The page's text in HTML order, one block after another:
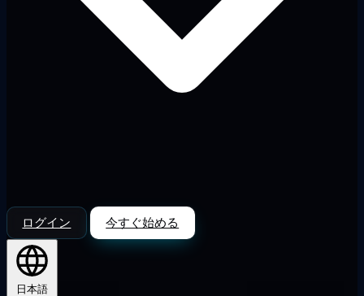
ログイン 今すぐ始める
日本語